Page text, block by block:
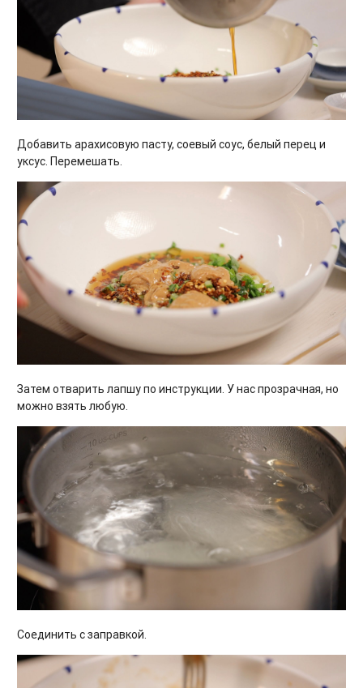
Добавить арахисовую пасту, соевый соус, белый перец и
уксус. Перемешать.
Затем отварить лапшу по инструкции. У нас прозрачная, но
можно взять любую.
Соединить с заправкой.